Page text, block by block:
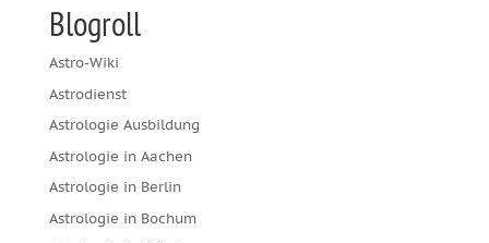
Blogroll
Astro-Wiki
Astrodienst
Astrologie Ausbildung
Astrologie in Aachen
Astrologie in Berlin
Astrologie in Bochum